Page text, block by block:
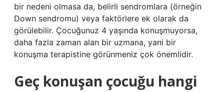
bir nedeni olmasa da, belirli sendromlara (örneğin
Down sendromu) veya faktörlere ek olarak da
görülebilir. Çocuğunuz 4 yaşında konuşmuyorsa,
daha fazla zaman alan bir uzmana, yani bir
konuşma terapistine görünmeniz çok önemlidir.
Geç konuşan çocuğu hangi